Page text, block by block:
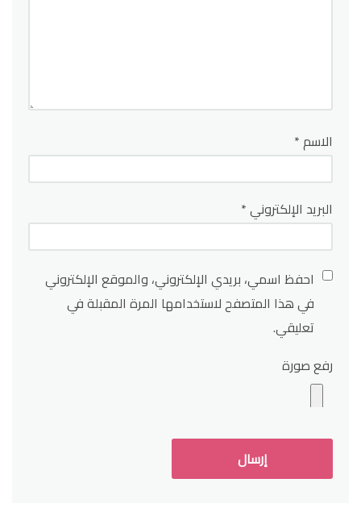
الاسم*
البريد الإلكتروني*
احفظ اسمي، بريدي الإلكتروني، والموقع الإلكتروني
في هذا المتصفح لاستخدامها المرة المقبلة في
تعليقي.
رفع صورة